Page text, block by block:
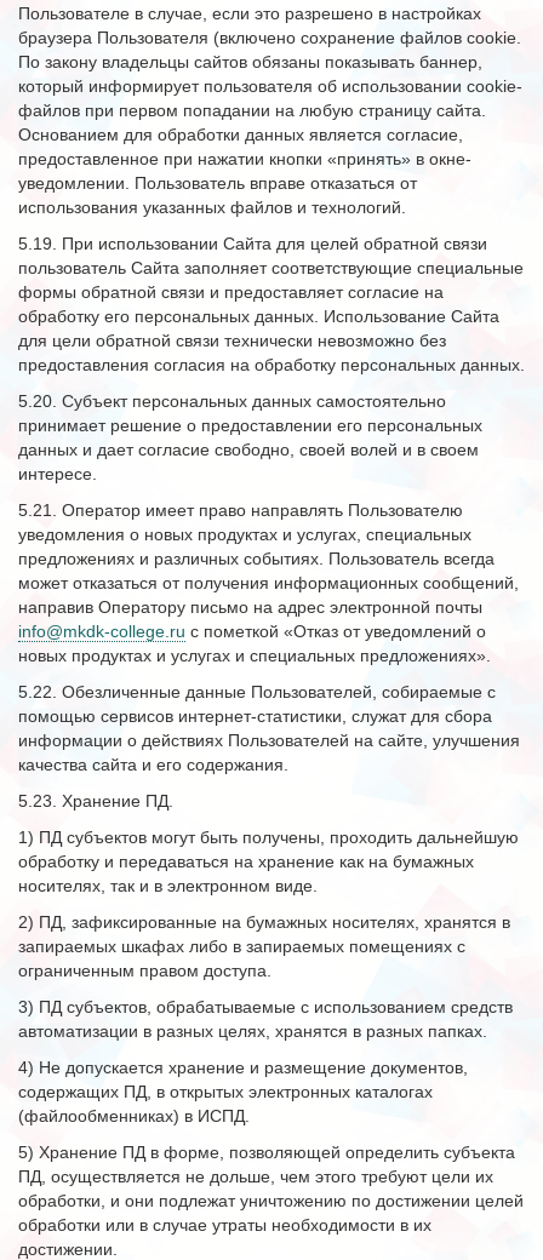
Пользователе в случае, если это разрешено в настройках
браузера Пользователя (включено сохранение файлов cookie.
По закону владельцы сайтов обязаны показывать баннер,
который информирует пользователя об использовании cookie-
файлов при первом попадании на любую страницу сайта.
Основанием для обработки данных является согласие,
предоставленное при нажатии кнопки «принять» в окне-
уведомлении. Пользователь вправе отказаться от
использования указанных файлов и технологий.
5.19. При использовании Сайта для целей обратной связи
пользователь Сайта заполняет соответствующие специальные
формы обратной связи и предоставляет согласие на
обработку его персональных данных. Использование Сайта
для цели обратной связи технически невозможно без
предоставления согласия на обработку персональных данных.
5.20. Субъект персональных данных самостоятельно
принимает решение о предоставлении его персональных
данных и дает согласие свободно, своей волей и в своем
интересе.
5.21. Оператор имеет право направлять Пользователю
уведомления о новых продуктах и услугах, специальных
предложениях и различных событиях. Пользователь всегда
может отказаться от получения информационных сообщений,
направив Оператору письмо на адрес электронной почты
info@mkdk-college.ru с пометкой «Отказ от уведомлений о
новых продуктах и услугах и специальных предложениях».
5.22. Обезличенные данные Пользователей, собираемые с
помощью сервисов интернет-статистики, служат для сбора
информации о действиях Пользователей на сайте, улучшения
качества сайта и его содержания.
5.23. Хранение ПД.
1) ПД субъектов могут быть получены, проходить дальнейшую
обработку и передаваться на хранение как на бумажных
носителях, так и в электронном виде.
2) ПД, зафиксированные на бумажных носителях, хранятся в
запираемых шкафах либо в запираемых помещениях с
ограниченным правом доступа.
3) ПД субъектов, обрабатываемые с использованием средств
автоматизации в разных целях, хранятся в разных папках.
4) Не допускается хранение и размещение документов,
содержащих ПД, в открытых электронных каталогах
(файлообменниках) в ИСПД.
5) Хранение ПД в форме, позволяющей определить субъекта
ПД, осуществляется не дольше, чем этого требуют цели их
обработки, и они подлежат уничтожению по достижении целей
обработки или в случае утраты необходимости в их
достижении.